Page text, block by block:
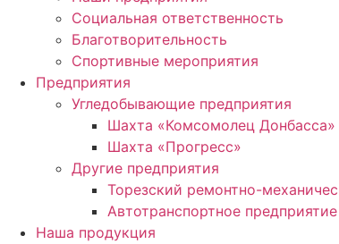
Социальная ответственность
Благотворительность
Спортивные мероприятия
Предприятия
Угледобывающие предприятия
Шахта «Комсомолец Донбасса»
Шахта «Прогресс»
Другие предприятия
Торезский ремонтно-
Автотранспортное предприятие
Наша продукция